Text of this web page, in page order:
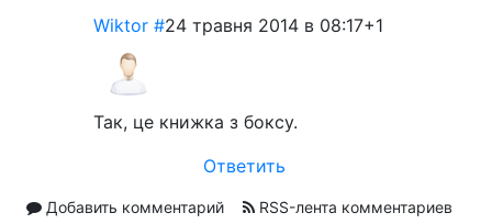
Wiktor #24 травня 2014 в 08:17+1
Так, це книжка з боксу.
Ответить
Добавить комментарий RSS-лента комментариев